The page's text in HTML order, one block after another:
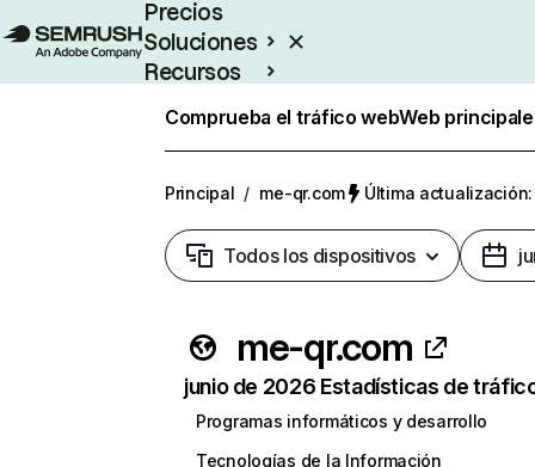
Precios
Soluciones
Recursos
Comprueba el tráfico webWeb
Principal / me-qr.com Última
Todos los dispositivos
me-qr.com
junio de 2026 Estadísticas de
Programas informáticos y desarrollo
Tecnologías de la Información